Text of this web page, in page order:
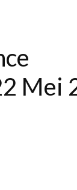
Mei